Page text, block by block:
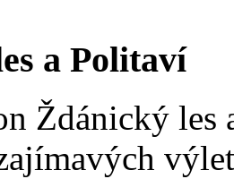
a Politaví
Ždánický les